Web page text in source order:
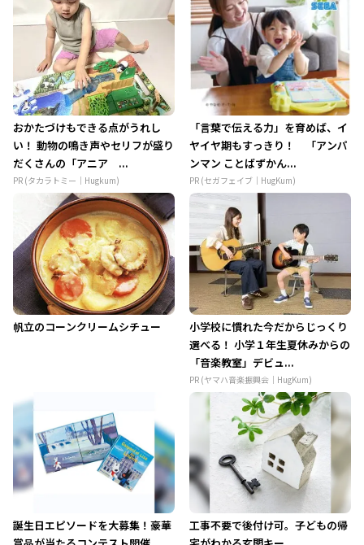
おかたづけもできる点がうれし
い！ 動物の鳴き声やセリフが盛り
だくさんの「アニア ...
PR (タカラトミー｜Hugkum)
「言葉で伝える力」を育めば、イ
ヤイヤ期もすっきり！ 「アンパ
ンマン ことばずかん...
PR (セガフェイブ｜HugKum)
帆立のコーンクリームシチュー
小学校に慣れた今だからじっくり
選べる！ 小学１年生夏休みからの
「音楽教室」デビュ...
PR (ヤマハ音楽振興会｜HugKum)
誕生日エピソードを大募集！豪華
工事不要で後付け可。子どもの帰